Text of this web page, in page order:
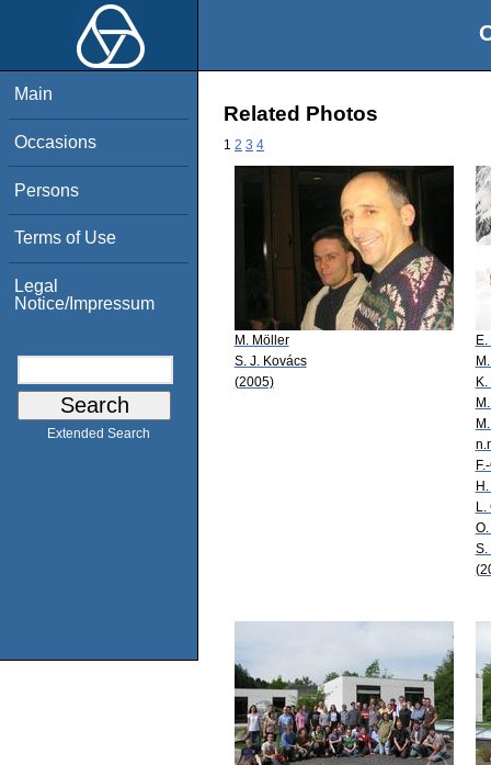
Main
Occasions
Persons
Terms of Use
Legal
Notice/Impressum
Extended Search
Related Photos
1 2 3 4
M. Möller
S. J. Kovács
(2005)
L.
S.